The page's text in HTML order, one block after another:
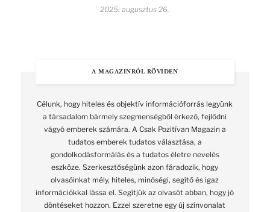
2025. augusztus 26.
A MAGAZINRÓL RÖVIDEN
Célunk, hogy hiteles és objektív információforrás legyünk
a társadalom bármely szegmenségből érkező, fejlődni
vágyó emberek számára. A Csak Pozitívan Magazin a
tudatos emberek tudatos választása, a
gondolkodásformálás és a tudatos életre nevelés
eszköze. Szerkesztőségünk azon fáradozik, hogy
olvasóinkat mély, hiteles, minőségi, segítő és igaz
információkkal lássa el. Segítjük az olvasót abban, hogy jó
döntéseket hozzon. Ezzel szeretne egy új színvonalat